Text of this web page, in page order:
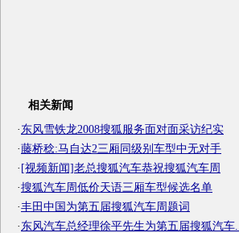
相关新闻
·东风雪铁龙2008搜狐服务面对面采访纪实
·藤桥稔:马自达2三厢同级别车型中无对手
·[视频新闻]老总搜狐汽车恭祝搜狐汽车周
·搜狐汽车周低价天语三厢车型候选名单
·丰田中国为第五届搜狐汽车周题词
·东风汽车总经理徐平先生为第五届搜狐汽车...